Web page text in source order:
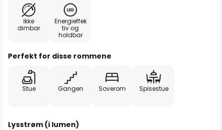
Ikke
dimbar
Energieffek
tiv og
holdbar
Perfekt for disse rommene
Stue Gangen Soverom Spisestue
Lysstrøm (i lumen)